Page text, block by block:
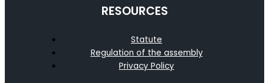
RESOURCES
Statute
Regulation of the assembly
Privacy Policy